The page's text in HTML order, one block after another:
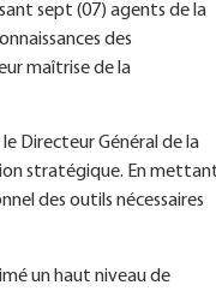
sept (07) agents de la
des
maîtrise de la
Directeur Général de la
stratégique. En
des outils nécessaires
un haut niveau de